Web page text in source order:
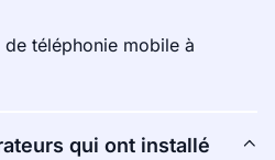
téléphonie mobile à
qui ont installé